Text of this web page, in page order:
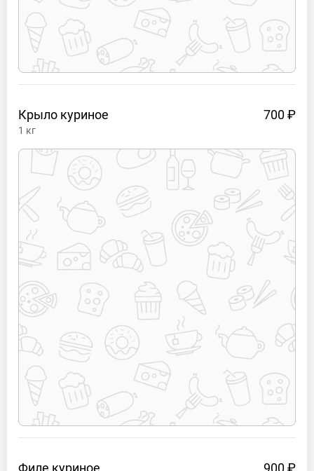
Крыло куриное 700 ₽
1 кг
Филе куриное 900 ₽